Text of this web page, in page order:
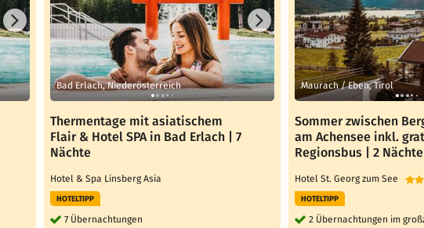
Bad Erlach, Niederösterreich
Thermentage mit asiatischem
Flair & Hotel SPA in Bad Erlach | 7
Nächte
Hotel & Spa Linsberg Asia
HOTELTIPP
7 Übernachtungen
Maurach / Eben, Tirol
Sommer zwischen
am Achensee inkl.
Regionsbus | 2 Nächte
Hotel St. Georg zum See
HOTELTIPP
2 Übernachtungen im